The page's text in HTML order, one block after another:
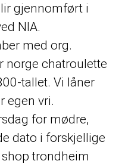
gjennomført i
NIA.
med org.
norge chatroulette
tallet. Vi låner
egen vri.
for mødre,
dato i forskjellige
trondheim